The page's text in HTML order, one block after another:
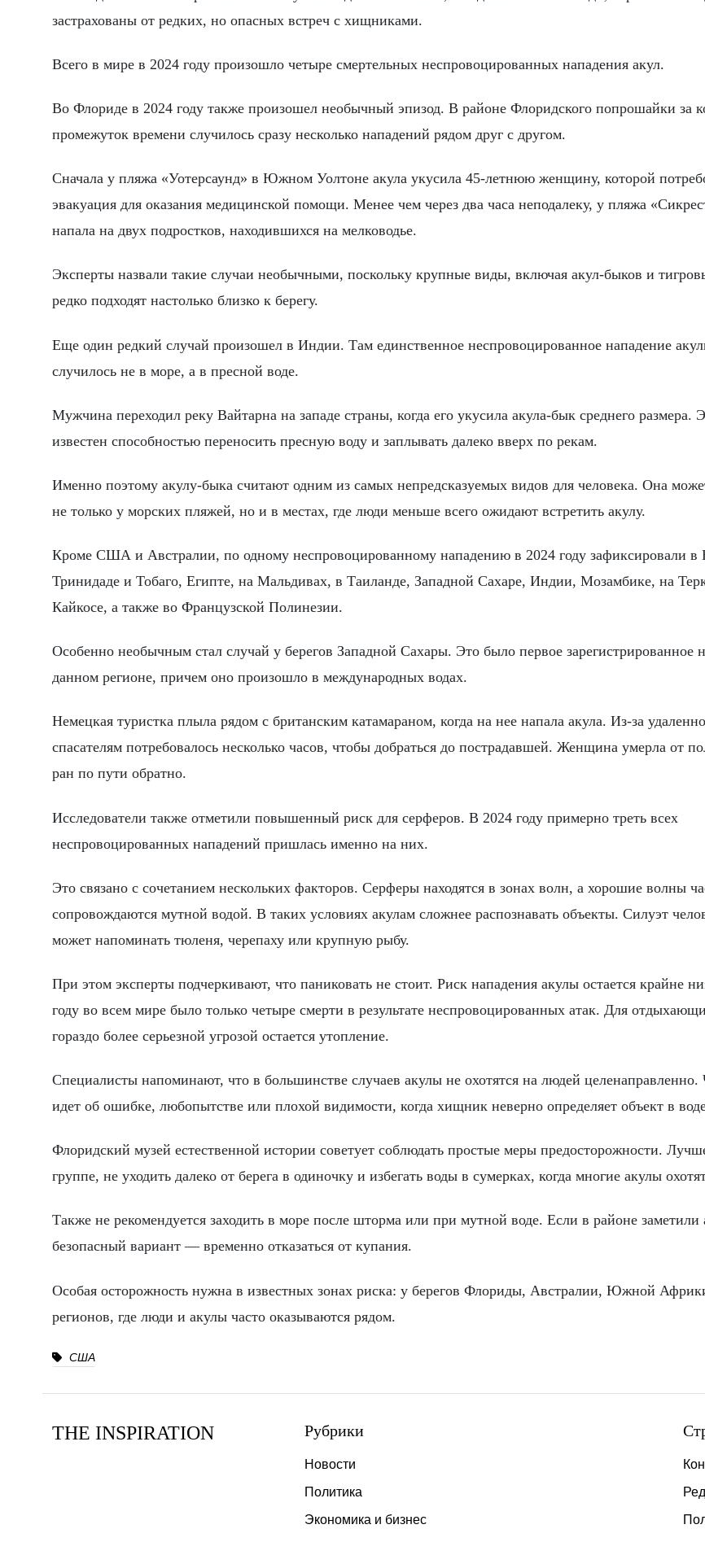
застрахованы от редких, но опасных встреч с хищниками.
Всего в мире в 2024 году произошло четыре смертельных неспровоцированных нападения акул.
Во Флориде в 2024 году также произошел необычный эпизод. В районе Флоридского попрошайки за
промежуток времени случилось сразу несколько нападений рядом друг с другом.
Сначала у пляжа «Уотерсаунд» в Южном Уолтоне акула укусила 45-летнюю женщину, которой
эвакуация для оказания медицинской помощи. Менее чем через два часа неподалеку, у пляжа
напала на двух подростков, находившихся на мелководье.
Эксперты назвали такие случаи необычными, поскольку крупные виды, включая акул-быков и
редко подходят настолько близко к берегу.
Еще один редкий случай произошел в Индии. Там единственное неспровоцированное нападение
случилось не в море, а в пресной воде.
Мужчина переходил реку Вайтарна на западе страны, когда его укусила акула-бык среднего размера.
известен способностью переносить пресную воду и заплывать далеко вверх по рекам.
Именно поэтому акулу-быка считают одним из самых непредсказуемых видов для человека. Она
не только у морских пляжей, но и в местах, где люди меньше всего ожидают встретить акулу.
Кроме США и Австралии, по одному неспровоцированному нападению в 2024 году зафиксировали в
Тринидаде и Тобаго, Египте, на Мальдивах, в Таиланде, Западной Сахаре, Индии, Мозамбике, на
Кайкосе, а также во Французской Полинезии.
Особенно необычным стал случай у берегов Западной Сахары. Это было первое зарегистрированное
данном регионе, причем оно произошло в международных водах.
Немецкая туристка плыла рядом с британским катамараном, когда на нее напала акула. Из-за
спасателям потребовалось несколько часов, чтобы добраться до пострадавшей. Женщина умерла от
ран по пути обратно.
Исследователи также отметили повышенный риск для серферов. В 2024 году примерно треть всех
неспровоцированных нападений пришлась именно на них.
Это связано с сочетанием нескольких факторов. Серферы находятся в зонах волн, а хорошие волны
сопровождаются мутной водой. В таких условиях акулам сложнее распознавать объекты. Силуэт
может напоминать тюленя, черепаху или крупную рыбу.
При этом эксперты подчеркивают, что паниковать не стоит. Риск нападения акулы остается крайне
году во всем мире было только четыре смерти в результате неспровоцированных атак. Для
гораздо более серьезной угрозой остается утопление.
Специалисты напоминают, что в большинстве случаев акулы не охотятся на людей
идет об ошибке, любопытстве или плохой видимости, когда хищник неверно определяет объект в
Флоридский музей естественной истории советует соблюдать простые меры предосторожности.
группе, не уходить далеко от берега в одиночку и избегать воды в сумерках, когда многие акулы
Также не рекомендуется заходить в море после шторма или при мутной воде. Если в районе заметили
безопасный вариант — временно отказаться от купания.
Особая осторожность нужна в известных зонах риска: у берегов Флориды, Австралии, Южной
регионов, где люди и акулы часто оказываются рядом.
США
THE INSPIRATION Рубрики
Новости
Политика
Экономика и бизнес